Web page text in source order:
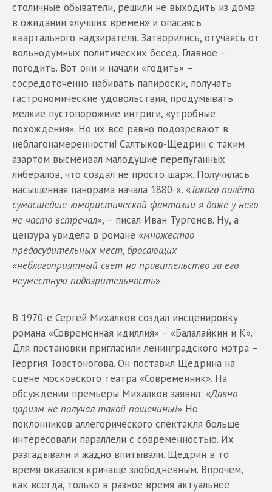
столичные обыватели, решили не выходить из дома
в ожидании «лучших времен» и опасаясь
квартального надзирателя. Затворились, отучаясь от
вольнодумных политических бесед. Главное –
погодить. Вот они и начали «годить» –
сосредоточенно набивать папироски, получать
гастрономические удовольствия, продумывать
мелкие пустопорожние интриги, «утробные
похождения». Но их все равно подозревают в
неблагонамеренности! Салтыков-Щедрин с таким
азартом высмеивал малодушие перепуганных
либералов, что создал не просто шарж. Получилась
насыщенная панорама начала 1880-х. «Такого полёта
сумасшедше-юмористической фантазии я даже у него
не часто встречал», – писал Иван Тургенев. Ну, а
цензура увидела в романе «множество
предосудительных мест, бросающих
«неблагоприятный свет на правительство за его
неуместную подозрительность».
В 1970-е Сергей Михалков создал инсценировку
романа «Современная идиллия» – «Балалайкин и К».
Для постановки пригласили ленинградского мэтра –
Георгия Товстоногова. Он поставил Щедрина на
сцене московского театра «Современник». На
обсуждении премьеры Михалков заявил: «Давно
царизм не получал такой пощечины!» Но
поклонников аллегорического спектакля больше
интересовали параллели с современностью. Их
разгадывали и жадно впитывали. Щедрин в то
время оказался кричаще злободневным. Впрочем,
как всегда, только в разное время актуальнее